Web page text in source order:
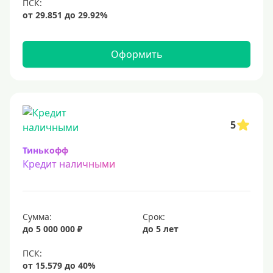
15 млн
20 млн
50 миллионов
Меньше 1 млн (руб)
15000 руб
18000 руб
20 тысяч
Оформить
5
Тинькофф
Кредит наличными
Сумма:
до 5 000 000 ₽
Срок:
до 5 лет